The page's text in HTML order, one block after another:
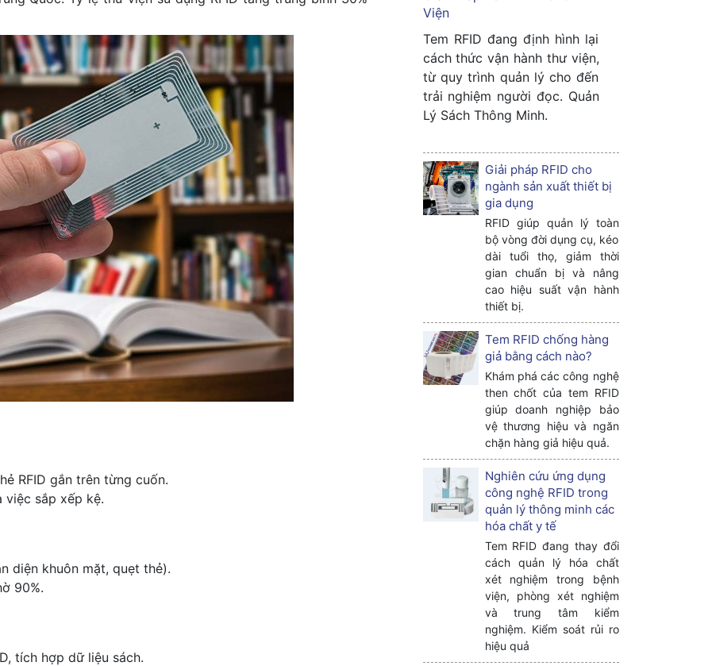
RFID gắn trên từng cuốn.
việc sắp xếp kệ.
diện khuôn mặt, quẹt thẻ).
90%.
tích hợp dữ liệu sách.
Viện
Tem RFID đang định hình lại
cách thức vận hành thư viện,
từ quy trình quản lý cho đến
trải nghiệm người đọc. Quản
Lý Sách Thông Minh.
Giải pháp RFID cho
ngành sản xuất thiết bị
gia dụng
RFID giúp quản lý toàn
bộ vòng đời dụng cụ, kéo
dài tuổi thọ, giảm thời
gian chuẩn bị và nâng
cao hiệu suất vận hành
thiết bị.
Tem RFID chống hàng
giả bằng cách nào?
Khám phá các công nghệ
then chốt của tem RFID
giúp doanh nghiệp bảo
vệ thương hiệu và ngăn
chặn hàng giả hiệu quả.
Nghiên cứu ứng dụng
công nghệ RFID trong
quản lý thông minh các
hóa chất y tế
Tem RFID đang thay đổi
cách quản lý hóa chất
xét nghiệm trong bệnh
viện, phòng xét nghiệm
và trung tâm kiểm
nghiệm. Kiểm soát rủi ro
hiệu quả